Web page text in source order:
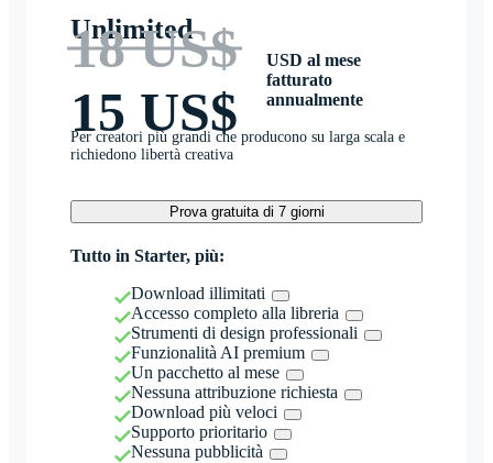
Unlimited
18 US$
15 US$
USD al mese
fatturato
annualmente
Per creatori più grandi che producono su larga scala e
richiedono libertà creativa
Prova gratuita di 7 giorni
Tutto in Starter, più:
Download illimitati
Accesso completo alla libreria
Strumenti di design professionali
Funzionalità AI premium
Un pacchetto al mese
Nessuna attribuzione richiesta
Download più veloci
Supporto prioritario
Nessuna pubblicità